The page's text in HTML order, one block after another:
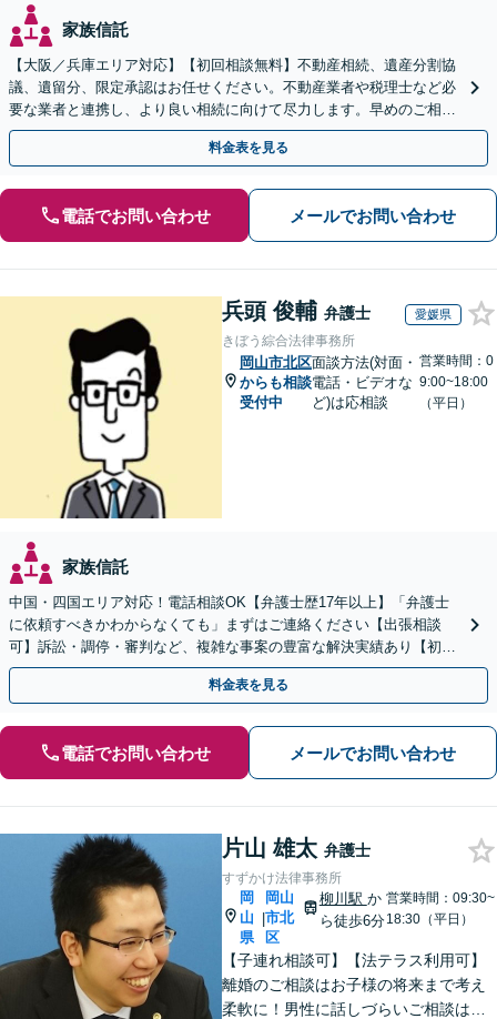
家族信託
【大阪／兵庫エリア対応】【初回相談無料】不動産相続、遺産分割協
議、遺留分、限定承認はお任せください。不動産業者や税理士など必
要な業者と連携し、より良い相続に向けて尽力します。早めのご相談
が複雑化を防ぐカギとなります【休日相談可】
料金表を見る
電話でお問い合わせ メールでお問い合わせ
兵頭 俊輔 弁護士 愛媛県
きぼう綜合法律事務所
岡山市北区
からも相談
受付中
面談方法(対面・
電話・ビデオな
ど)は応相談
営業時間：0
9:00~18:00
（平日）
家族信託
中国・四国エリア対応！電話相談OK【弁護士歴17年以上】「弁護士
に依頼すべきかわからなくても」まずはご連絡ください【出張相談
可】訴訟・調停・審判など、複雑な事案の豊富な解決実績あり【初回
相談無料】初回面談のみで解決できるケースもあります
料金表を見る
電話でお問い合わせ メールでお問い合わせ
片山 雄太 弁護士
すずかけ法律事務所
岡
山
県
|
岡山
市北
区
柳川駅 か
ら徒歩6分
営業時間：09:30~
18:30（平日）
【子連れ相談可】【法テラス利用可】
離婚のご相談はお子様の将来まで考え
柔軟に！男性に話しづらいご相談は女